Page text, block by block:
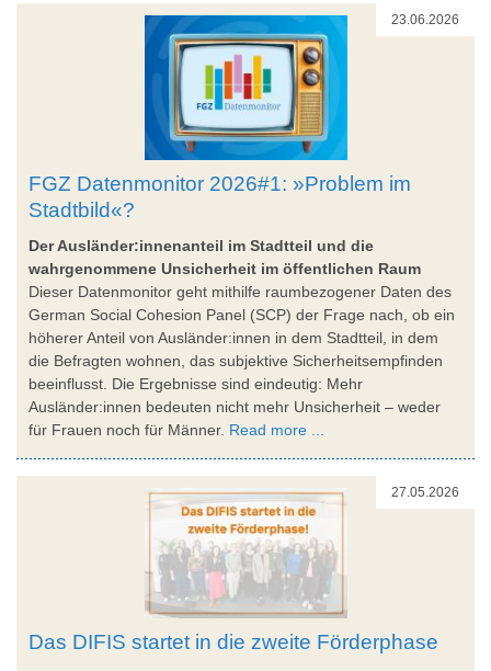
23.06.2026
FGZ Datenmonitor 2026#1: »Problem im
Stadtbild«?
Der Ausländer:innenanteil im Stadtteil und die
wahrgenommene Unsicherheit im öffentlichen Raum
Dieser Datenmonitor geht mithilfe raumbezogener Daten des
German Social Cohesion Panel (SCP) der Frage nach, ob ein
höherer Anteil von Ausländer:innen in dem Stadtteil, in dem
die Befragten wohnen, das subjektive Sicherheitsempfinden
beeinflusst. Die Ergebnisse sind eindeutig: Mehr
Ausländer:innen bedeuten nicht mehr Unsicherheit – weder
für Frauen noch für Männer. Read more ...
27.05.2026
Das DIFIS startet in die zweite Förderphase